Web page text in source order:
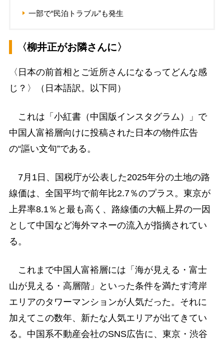
一部で“民泊トラブル”も発生
〈柳井正がお隣さんに〉
〈日本の前首相とご近所さんになるってどんな感
じ？〉（日本語訳。以下同）
これは「小紅書（中国版インスタグラム）」で
中国人富裕層向けに投稿された日本の物件広告
の“謳い文句”である。
7月1日、国税庁が公表した2025年分の土地の路
線価は、全国平均で前年比2.7％のプラス。東京が
上昇率8.1％と最も高く、路線価の大幅上昇の一因
として中国など海外マネーの流入が指摘されてい
る。
これまで中国人富裕層には「海が見える・富士
山が見える・高層階」といった条件を満たす湾岸
エリアのタワーマンションが人気だった。それに
加えてこの数年、新たな人気エリアが出てきてい
る。中国系不動産会社のSNS広告に、東京・渋谷